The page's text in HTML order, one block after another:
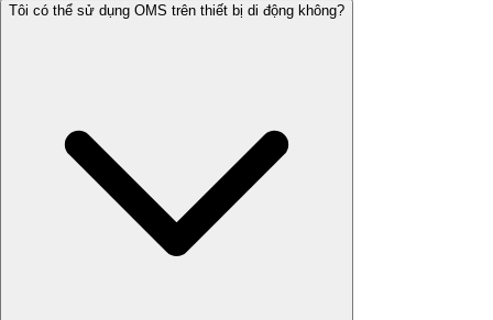
Tôi có thể sử dụng OMS trên thiết bị di động không?